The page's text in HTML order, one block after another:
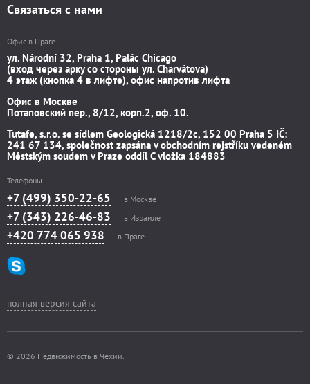
Связаться с нами
Офис в Праге
ул. Národní 32, Praha 1, Palác Chicago
(вход через арку со стороны ул. Charvátova)
4 этаж (кнопка 4 в лифте), офис напротив лифта
Офис в Москве
Потаповский пер., 8/12, корп.2, оф. 10.
Tutafe, s.r.o. se sídlem Geologická 1218/2c, 152 00 Praha 5 IČ:
241 67 134, společnost zapsána v obchodním rejstříku vedeném
Městským soudem v Praze oddíl C vložka 184883
Телефоны
+7 (499) 350-22-65 в Москве
+7 (343) 226-46-83 в Израиле
+420 774 065 938 в Праге
полная версия сайта
© 2026 Недвижимость в Чехии.